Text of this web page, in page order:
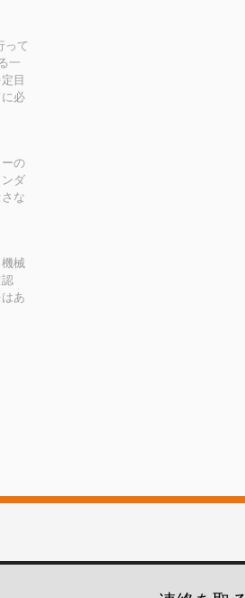
って
一
目
必
の
ダ
な
械
あ